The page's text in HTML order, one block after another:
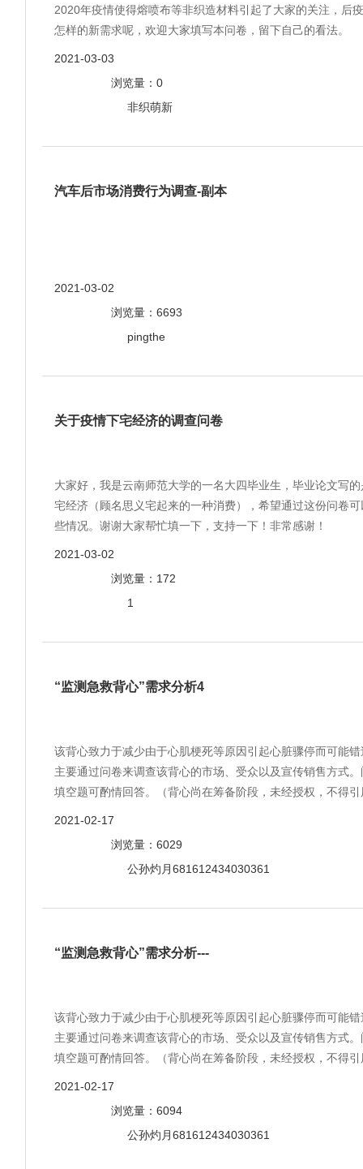
2020年疫情使得熔喷布等非织造材料引起了大家的关注，后
怎样的新需求呢，欢迎大家填写本问卷，留下自己的看法。
2021-03-03
浏览量：0
非织萌新
汽车后市场消费行为调查-副本
2021-03-02
浏览量：6693
pingthe
关于疫情下宅经济的调查问卷
大家好，我是云南师范大学的一名大四毕业生，毕业论文写
宅经济（顾名思义宅起来的一种消费），希望通过这份问卷
些情况。谢谢大家帮忙填一下，支持一下！非常感谢！
2021-03-02
浏览量：172
1
“监测急救背心”需求分析4
该背心致力于减少由于心肌梗死等原因引起心脏骤停而可能
主要通过问卷来调查该背心的市场、受众以及宣传销售方式
填空题可酌情回答。（背心尚在筹备阶段，未经授权，不得
2021-02-17
浏览量：6029
公孙灼月681612434030361
“监测急救背心”需求分析---
该背心致力于减少由于心肌梗死等原因引起心脏骤停而可能
主要通过问卷来调查该背心的市场、受众以及宣传销售方式
填空题可酌情回答。（背心尚在筹备阶段，未经授权，不得
2021-02-17
浏览量：6094
公孙灼月681612434030361